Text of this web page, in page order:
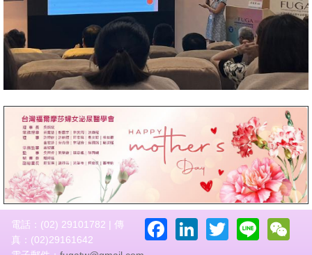
Facebook
LinkedIn
Twitter
Line
電話：(02) 29101782 | 傳
真：(02)29161642